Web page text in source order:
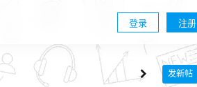
登录 注册
发新帖